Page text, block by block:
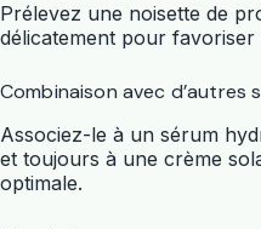
Prélevez une noisette de
délicatement pour
Combinaison avec d’autres
Associez-le à un sérum
et toujours à une crème
optimale.